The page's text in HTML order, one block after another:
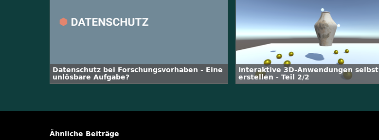
Datenschutz bei Forschungsvorhaben - Eine
unlösbare Aufgabe?
Interaktive 3D-Anwendungen selbst
erstellen - Teil 2/2
Ähnliche Beiträge